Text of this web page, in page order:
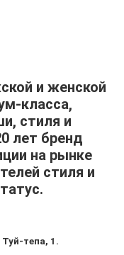
и женской
класса,
стиля и
лет бренд
на рынке
стиля и
тепа, 1.